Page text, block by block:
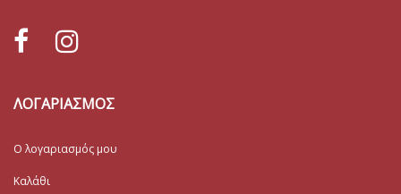
ΛΟΓΑΡΙΑΣΜΟΣ
Ο λογαριασμός μου
Καλάθι